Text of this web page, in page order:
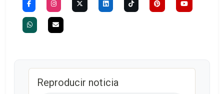
Reproducir noticia